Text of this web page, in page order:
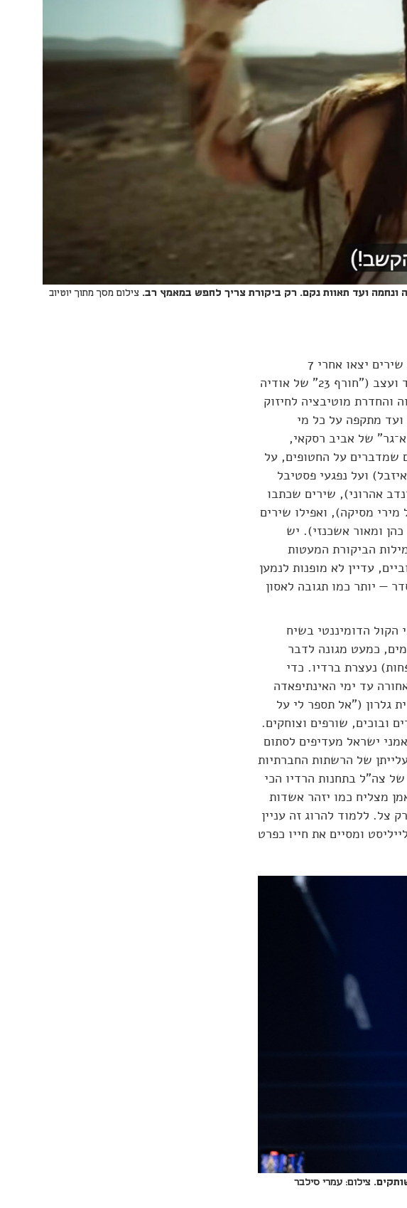
ועד תאוות נקם. רק ביקורת צריך לחפש במאמץ רב. צילום מסך מתוך יוטיוב
סקול המלחמה הנוכחית מתעדכן ללא הרף. עשרות שירים יצאו אחרי 7
באוקטובר, משקפים מנעד רחב של תחושות: מפחד ועצב ("חורף 23" של אודיה
והחדרת מוטיבציה לחיזוק
מתקפה על כל מי
של אביב רסקאי,
שמדברים על החטופים, על
ועל נפגעי פסטיבל
אהרוני), שירים שכתבו
מסיקה), ואפילו שירים
ראשון ("השיר של נעם 2" של נעם כהן ומאור אשכנזי). יש
הביקורת המעטות
עדיין לא מופנות לנמען
— יותר כמו תגובה לאסון
הדומיננטי בשיח
כמעט מגונה לדבר
נעצרת ברדיו. כדי
עד ימי האינתיפאדה
גלרון ("אל תספר לי על
ובוכים, שורפים וצוחקים.
ב־34 השנה שחלפו מאז אמני ישראל מעדיפים לסתום
של הרשתות החברתיות
צה"ל בתחנות הרדיו הכי
מצליח כמו יזהר אשדות
ללמוד להרוג זה עניין
הוא נקבר מחוץ לפלייליסט ומסיים את חייו כפרט
צילום: עמרי סילבר